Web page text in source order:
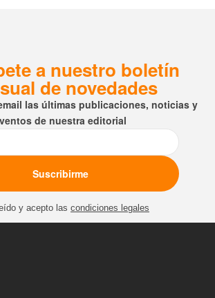
a nuestro boletín
de novedades
las últimas publicaciones, noticias y
de nuestra editorial
y acepto las condiciones legales